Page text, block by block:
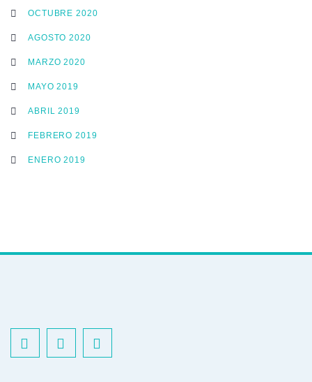
OCTUBRE 2020
AGOSTO 2020
MARZO 2020
MAYO 2019
ABRIL 2019
FEBRERO 2019
ENERO 2019